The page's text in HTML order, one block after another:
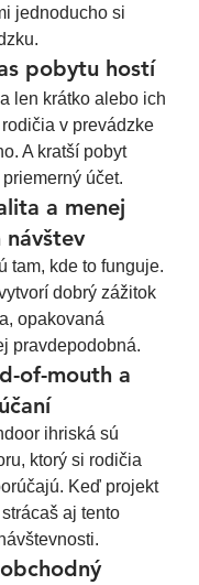
jednoducho si
pobytu hostí
len krátko alebo ich
v prevádzke
A kratší pobyt
účet.
a menej
návštev
tam, kde to funguje.
dobrý zážitok
opakovaná
pravdepodobná.
of-mouth a
ihriská sú
ktorý si rodičia
Keď projekt
aj tento